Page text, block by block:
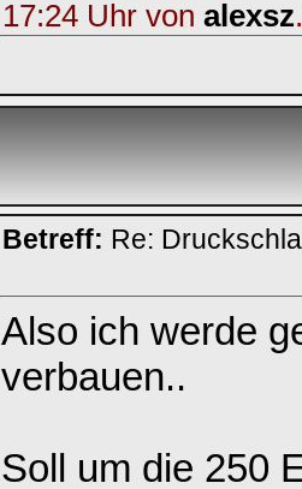
Bei jedem Besuch
vergessen |Registrieren
17:24 Uhr von alexsz.
Betreff: Re:
Also ich werde
verbauen..
Soll um die 250